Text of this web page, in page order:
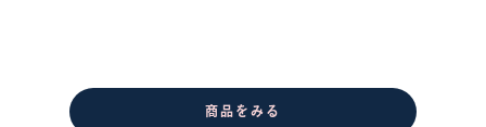
商品をみる